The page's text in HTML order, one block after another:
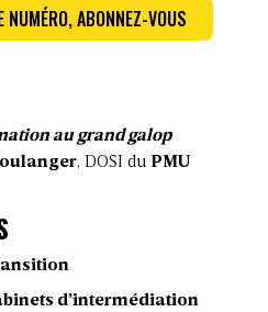
NUMÉRO, ABONNEZ-VOUS
au grand galop
, DOSI du PMU
d’intermédiation